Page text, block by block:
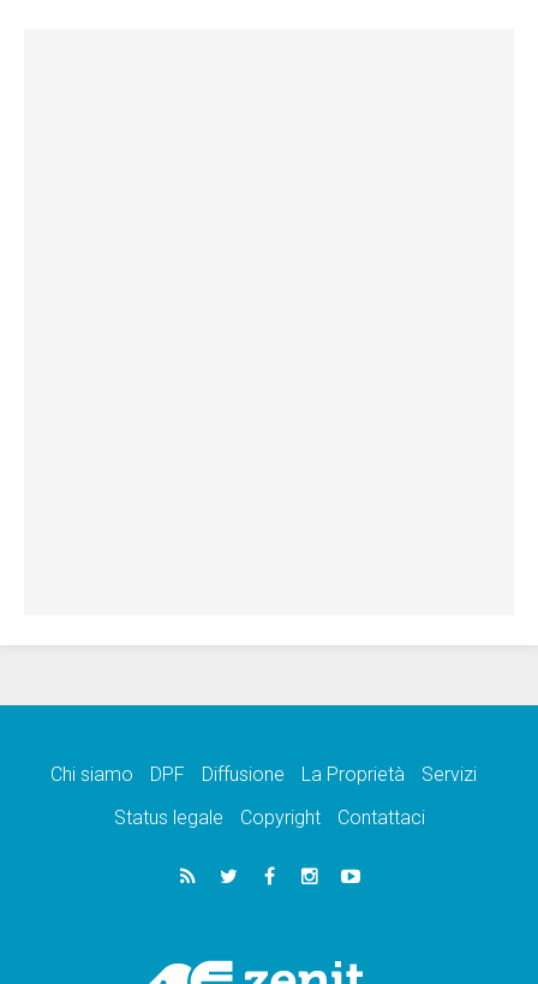
Chi siamo DPF Diffusione La Proprietà
Servizi
Status legale
Copyright Contattaci